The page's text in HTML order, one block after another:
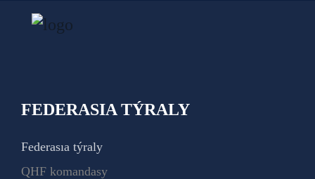
FEDERASIA TÝRALY
Federasıa týraly
QHF komandasy